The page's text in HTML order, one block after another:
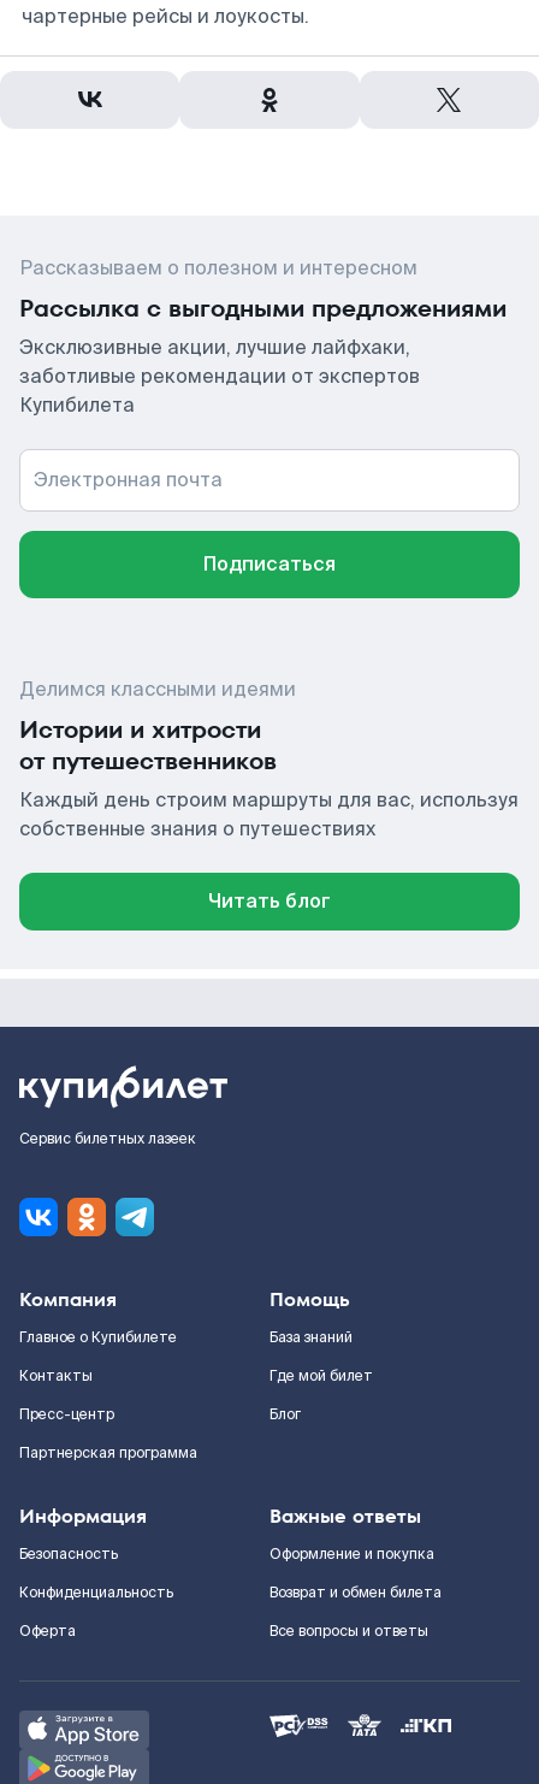
чартерные рейсы и лоукосты.
Рассказываем о полезном и интересном
Рассылка с выгодными предложениями
Эксклюзивные акции, лучшие лайфхаки,
заботливые рекомендации от экспертов
Купибилета
Электронная почта
Подписаться
Делимся классными идеями
Истории и хитрости
от путешественников
Каждый день строим маршруты для вас, используя
собственные знания о путешествиях
Читать блог
Сервис билетных лазеек
Компания
Главное о Купибилете
Контакты
Пресс-центр
Партнерская программа
Помощь
База знаний
Где мой билет
Блог
Информация
Безопасность
Конфиденциальность
Оферта
Важные ответы
Оформление и покупка
Возврат и обмен билета
Все вопросы и ответы